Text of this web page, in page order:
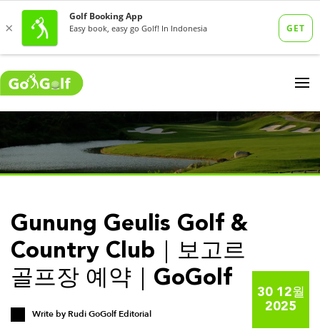
Gunung Geulis Golf &
Country Club｜보고르
골프장 예약｜GoGolf
30 12월
2025
Write by Rudi GoGolf Editorial